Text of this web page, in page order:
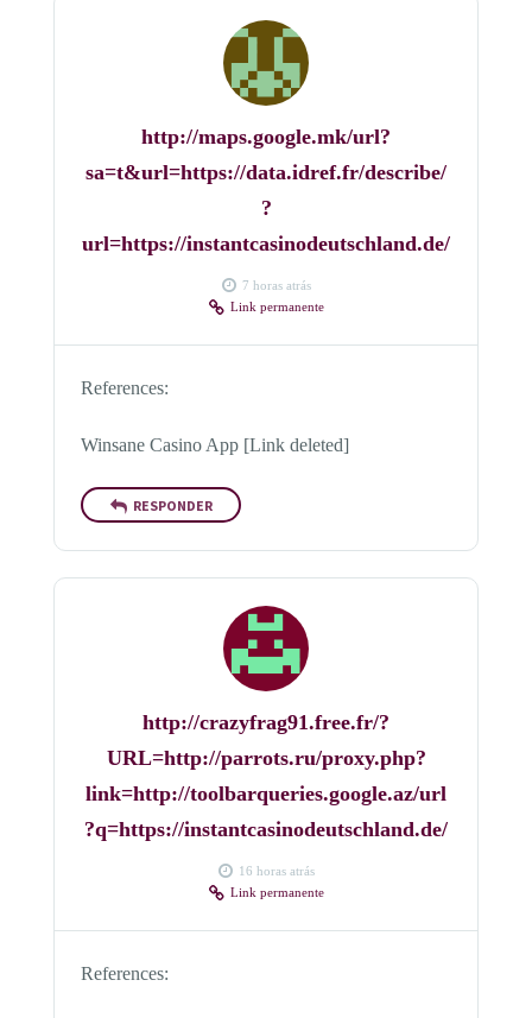
http://maps.google.mk/url?
sa=t&url=https://data.idref.fr/describe/
?
url=https://instantcasinodeutschland.de/
7 horas atrás
Link permanente
References:
Winsane Casino App [Link deleted]
RESPONDER
http://crazyfrag91.free.fr/?
URL=http://parrots.ru/proxy.php?
link=http://toolbarqueries.google.az/url
?q=https://instantcasinodeutschland.de/
16 horas atrás
Link permanente
References: